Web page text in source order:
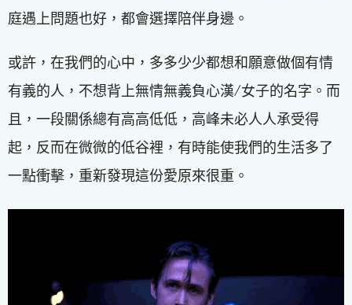
庭遇上問題也好，都會選擇陪伴身邊。
或許，在我們的心中，多多少少都想和願意做個有情
有義的人，不想背上無情無義負心漢/女子的名字。而
且，一段關係總有高高低低，高峰未必人人承受得
起，反而在微微的低谷裡，有時能使我們的生活多了
一點衝擊，重新發現這份愛原來很重。